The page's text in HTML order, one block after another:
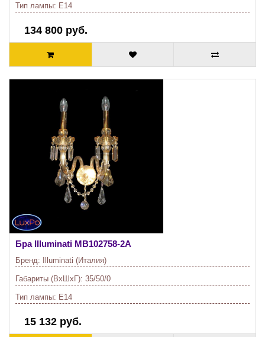
Тип лампы: E14
134 800 руб.
Бра Illuminati MB102758-2A
Бренд: Illuminati (Италия)
Габариты (ВхШхГ): 35/50/0
Тип лампы: E14
15 132 руб.